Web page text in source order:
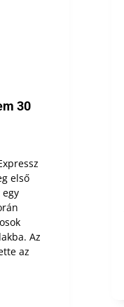
30
első
Az
az